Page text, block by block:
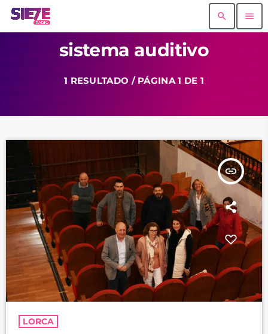
search menu
sistema auditivo
1 RESULTADO / PÁGINA 1 DE 1
insert_link
LORCA